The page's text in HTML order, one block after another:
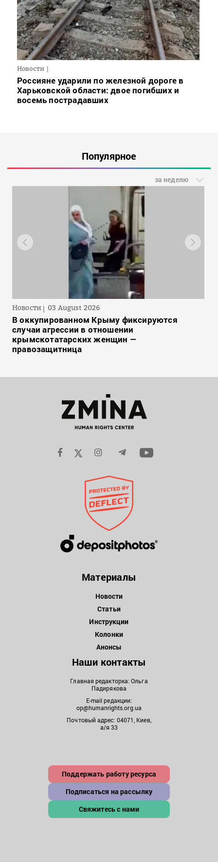
Новости
Россияне ударили по железной дороге в
Харьковской области: двое погибших и
восемь пострадавших
Популярное
за неделю
Новости 03 August 2026
В оккупированном Крыму фиксируются
случаи агрессии в отношении
крымскотатарских женщин —
правозащитница
Материалы
Новости
Статьи
Инструкции
Колонки
Анонсы
Наши контакты
Главная редакторка: Ольга
Падирякова
E-mail редакции:
op@humanrights.org.ua
Почтовый адрес: 04071, Киев,
а/я 33
Поддержать работу ресурса
Подписаться на рассылку
Свяжитесь с нами